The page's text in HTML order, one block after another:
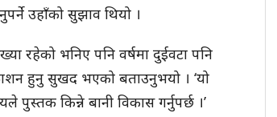
उहाँको सुझाव थियो ।
रहेको भनिए पनि वर्षमा दुईवटा पनि
हुनु सुखद भएको बताउनुभयो । ‘यो
पुस्तक किन्ने बानी विकास गर्नुपर्छ ।’